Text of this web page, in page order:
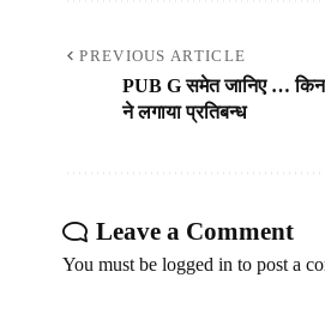
PREVIOUS ARTICLE
PUB G समेत जानिए …
ने लगाया प्रतिबन्ध
Leave a Comment
You must be logged in to post a